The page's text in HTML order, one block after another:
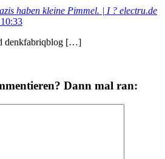
haben kleine Pimmel. | I ? electru.de
denkfabriqblog […]
Dann mal ran: